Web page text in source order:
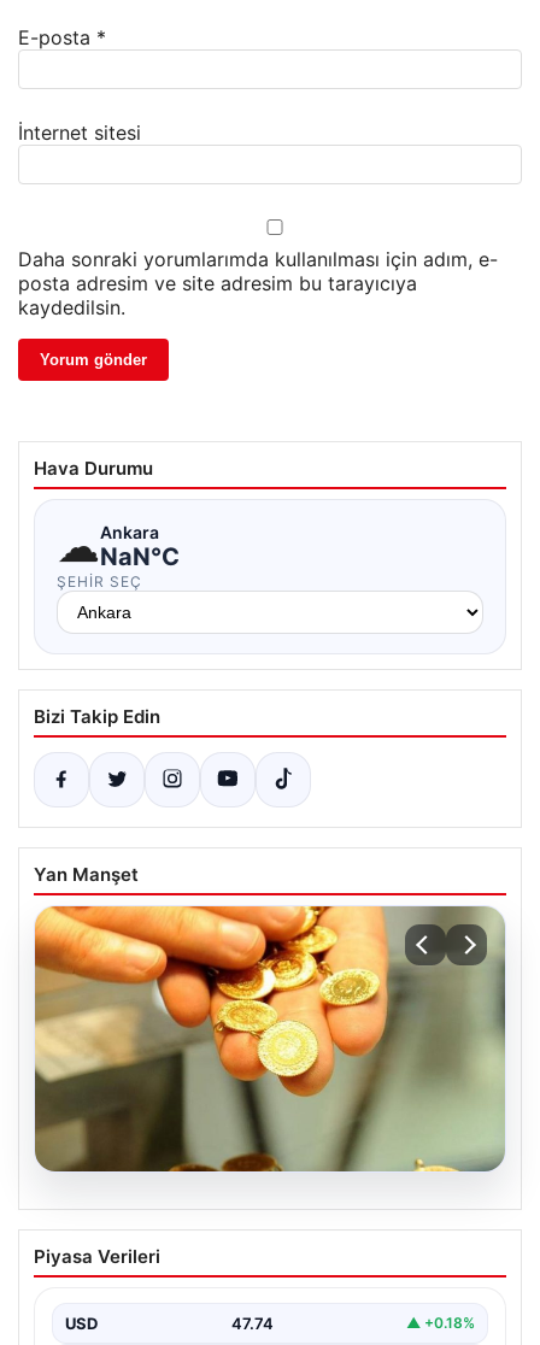
E-posta *
İnternet sitesi
Daha sonraki yorumlarımda kullanılması için adım, e-
posta adresim ve site adresim bu tarayıcıya
kaydedilsin.
Hava Durumu
☁Ankara
NaN°C
ŞEHIR SEÇ
Bizi Takip Edin
Yan Manşet
Altın fiyatları canlı 2 Nisan 2026: Altın
fiyatları ne kadar oldu? Gram, çeyrek,
fiyatları
Piyasa Verileri
USD 47.74 ▲ +0.18%